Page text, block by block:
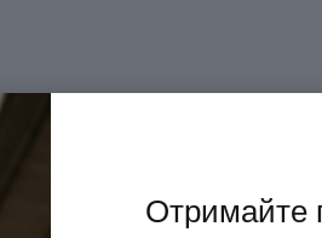
Отримайте